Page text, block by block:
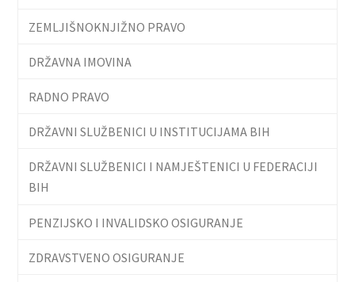
ZEMLJIŠNOKNJIŽNO PRAVO
DRŽAVNA IMOVINA
RADNO PRAVO
DRŽAVNI SLUŽBENICI U INSTITUCIJAMA BIH
DRŽAVNI SLUŽBENICI I NAMJEŠTENICI U FEDERACIJI
BIH
PENZIJSKO I INVALIDSKO OSIGURANJE
ZDRAVSTVENO OSIGURANJE